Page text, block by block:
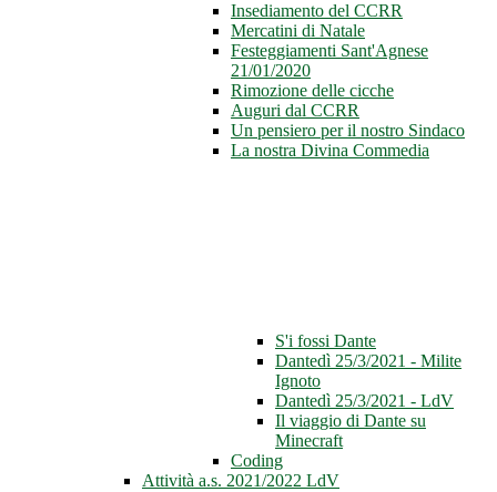
Insediamento del CCRR
Mercatini di Natale
Festeggiamenti Sant'Agnese
21/01/2020
Rimozione delle cicche
Auguri dal CCRR
Un pensiero per il nostro Sindaco
La nostra Divina Commedia
S'i fossi Dante
Dantedì 25/3/2021 - Milite
Ignoto
Dantedì 25/3/2021 - LdV
Il viaggio di Dante su
Minecraft
Coding
Attività a.s. 2021/2022 LdV